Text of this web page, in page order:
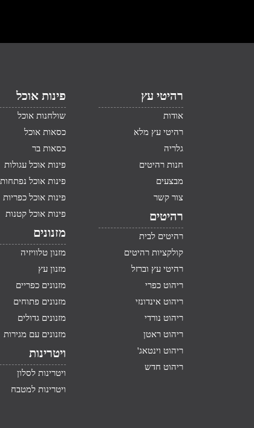
רהיטי עץ
אודות
רהיטי עץ מלא
גלריה
חנות רהיטים
מבצעים
צור קשר
רהיטים
רהיטים לבית
קולקציות רהיטים
רהיטי עץ וברזל
ריהוט כפרי
ריהוט אינדונזי
ריהוט נורדי
ריהוט ראטן
ריהוט וינטאג'
ריהוט חדש
פינות אוכל
שולחנות אוכל
כסאות אוכל
כסאות בר
פינות אוכל עגולות
פינות אוכל נפתחות
פינות אוכל כפריות
פינות אוכל קטנות
מזנונים
מזנון טלוויזיה
מזנון עץ
מזנונים כפריים
מזנונים פתוחים
מזנונים גדולים
מזנונים עם מגירות
ויטרינות
ויטרינות לסלון
ויטרינות למטבח